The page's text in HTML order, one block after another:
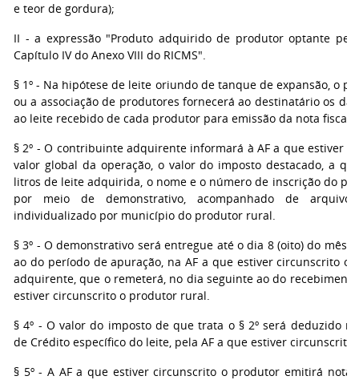
e teor de gordura);
II - a expressão "Produto adquirido de produtor optante
Capítulo IV do Anexo VIII do RICMS".
§ 1º - Na hipótese de leite oriundo de tanque de expansão, o
ou a associação de produtores fornecerá ao destinatário os
ao leite recebido de cada produtor para emissão da nota fiscal
§ 2º - O contribuinte adquirente informará à AF a que estiver
valor global da operação, o valor do imposto destacado, a
litros de leite adquirida, o nome e o número de inscrição do
por meio de demonstrativo, acompanhado de arquivo
individualizado por município do produtor rural.
§ 3º - O demonstrativo será entregue até o dia 8 (oito) do mês
ao do período de apuração, na AF a que estiver circunscrito o
adquirente, que o remeterá, no dia seguinte ao do
estiver circunscrito o produtor rural.
§ 4º - O valor do imposto de que trata o § 2º será deduzido
de Crédito específico do leite, pela AF a que estiver
§ 5º - A AF a que estiver circunscrito o produtor emitirá nota